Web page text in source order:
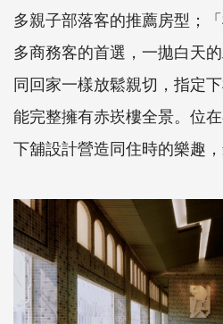
多親子部落客的推薦房型；
多商務客的首選，一拋白天
同回家一樣放鬆親切，指定
能完整擁有赤崁樓全景。位
下舖設計營造同住時的樂趣